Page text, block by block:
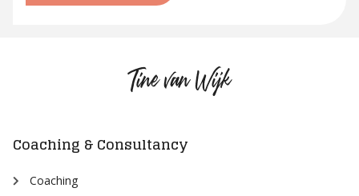
Coaching & Consultancy
Coaching